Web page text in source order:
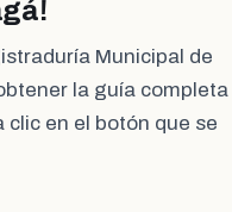
Municipal de
la guía completa
en el botón que se